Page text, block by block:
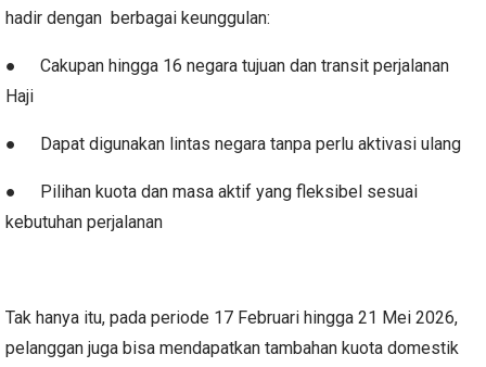
hadir dengan berbagai keunggulan:
●
Cakupan hingga 16 negara tujuan dan transit perjalanan
Haji
● Dapat digunakan lintas negara tanpa perlu aktivasi ulang
●
Pilihan kuota dan masa aktif yang fleksibel sesuai
kebutuhan perjalanan
Tak hanya itu, pada periode 17 Februari hingga 21 Mei 2026,
pelanggan juga bisa mendapatkan tambahan kuota domestik